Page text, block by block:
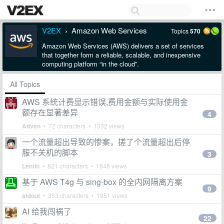
V2EX › Amazon Web Services Topics570
Amazon Web Services (AWS) delivers a set of services
that together form a reliable, scalable, and inexpensive
computing platform “in the cloud”.
All Topics
AWS 系统计费显示错误,费用金额与实际使用金
额存在显著差异
Adven • 72 characters • 1332 views
4
一个流量超出导致的惨案，搓了个流量超出后停
服不关机的脚本
Lentin • 821 characters • 1848 views
3
基于 AWS T4g 与 sing-box 的全内网隔离方案
stdout • 353 characters • 1951 views
9
AI 给我闯祸了
22